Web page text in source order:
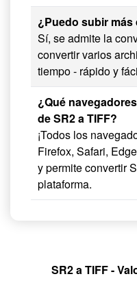
¿Puedo subir
Sí, se admite la
convertir varios
tiempo - rápido y
¿Qué
de SR2 a TIFF?
¡Todos los
Firefox, Safari,
y permite convertir
plataforma.
SR2 a TIFF -